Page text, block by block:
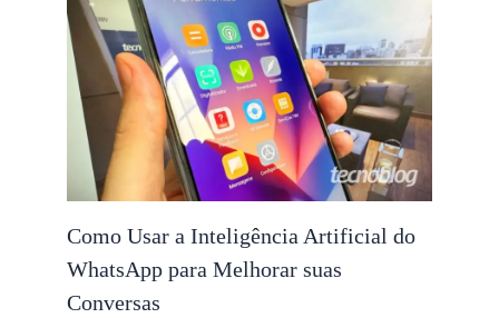
Como Usar a Inteligência Artificial do
WhatsApp para Melhorar suas
Conversas